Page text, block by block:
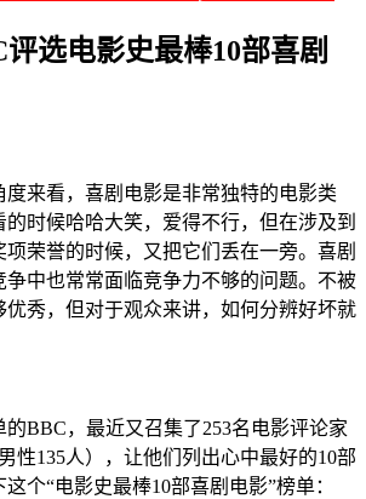
评选电影史最棒10部喜剧
度来看，喜剧电影是非常独特的电影类
时候哈哈大笑，爱得不行，但在涉及到
荣誉的时候，又把它们丢在一旁。喜剧
争中也常常面临竞争力不够的问题。不被
优秀，但对于观众来讲，如何分辨好坏就
BBC，最近又召集了253名电影评论家
性135人），让他们列出心中最好的10部
个“电影史最棒10部喜剧电影”榜单：